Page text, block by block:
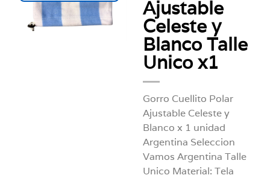
Ajustable
Celeste y
Blanco Talle
Unico x1
Gorro Cuellito Polar
Ajustable Celeste y
Blanco x 1 unidad
Argentina Seleccion
Vamos Argentina Talle
Unico Material: Tela